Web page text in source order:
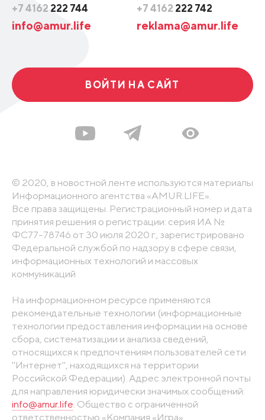
+7 4162 222 744
info@amur.life
+7 4162 222 742
reklama@amur.life
ВОЙТИ НА САЙТ
© 2020, в новостной ленте используются материалы
Информационного агентства «AMUR.LIFE».
Все права защищены. Регистрационный номер и дата
принятия решения о регистрации: серия ИА №
ФС77-78746 от 30 июля 2020 г., зарегистрировано
Федеральной службой по надзору в сфере связи,
информационных технологий и массовых
коммуникаций
На информационном ресурсе применяются
рекомендательные технологии (информационные
технологии предоставления информации на основе
сбора, систематизации и анализа сведений,
относящихся к предпочтениям пользователей сети
"Интернет", находящихся на территории
Российской Федерации). Адрес электронной почты
для направления юридически значимых сообщений:
info@amur.life . Общество с ограниченной
ответственностью «Компания «Игра».